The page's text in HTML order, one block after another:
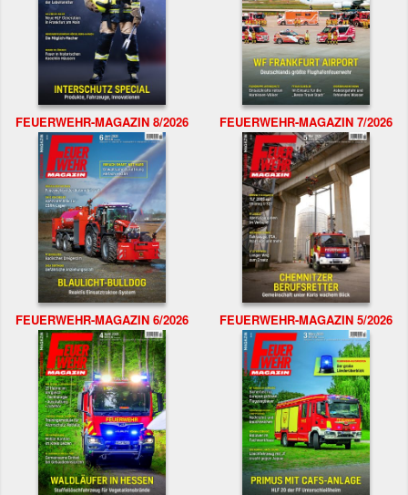
FEUERWEHR-MAGAZIN 8/2026 FEUERWEHR-MAGAZIN 7/2026
FEUERWEHR-MAGAZIN 6/2026 FEUERWEHR-MAGAZIN 5/2026